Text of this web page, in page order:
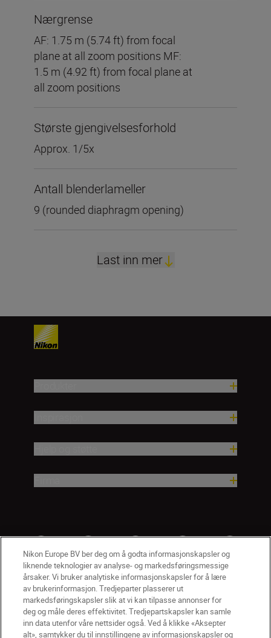
Nærgrense
AF: 1.75 m (5.74 ft) from focal
plane at all zoom positions MF:
1.5 m (4.92 ft) from focal plane at
all zoom positions
Største gjengivelsesforhold
Approx. 1/5x
Antall blenderlameller
9 (rounded diaphragm opening)
Last inn mer
Nikon Europe BV ber deg om å godta informasjonskapsler og
liknende teknologier av analyse- og markedsføringsmessige
årsaker. Vi bruker analytiske informasjonskapsler for å lære
av brukerinformasjon. Tredjeparter plasserer ut
markedsføringskapsler slik at vi kan tilpasse annonser for
deg og måle deres effektivitet. Tredjepartskapsler kan samle
inn data utenfor våre nettsider også. Ved å klikke «Aksepter
alt», samtykker du til innstillingene av informasjonskapsler og